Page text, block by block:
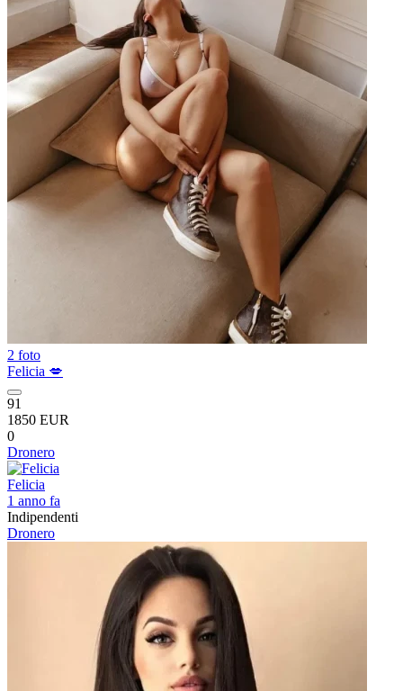
2 foto
Felicia 💋
91
1850 EUR
0
Dronero
Felicia
1 anno fa
Indipendenti
Dronero